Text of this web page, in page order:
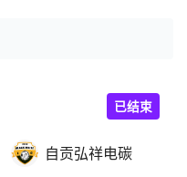
自贡弘祥电碳
已结束